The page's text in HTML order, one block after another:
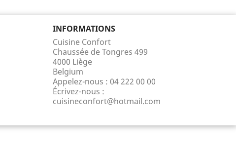
INFORMATIONS
Cuisine Confort
Chaussée de Tongres 499
4000 Liège
Belgium
Appelez-nous : 04 222 00 00
Écrivez-nous :
cuisineconfort@hotmail.com